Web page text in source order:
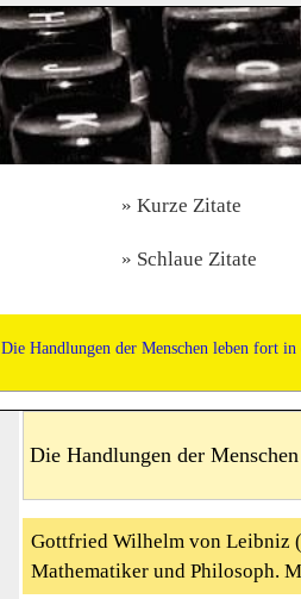
Kurze Zitate
Schlaue Zitate
Die Handlungen der Menschen leben fort in
Die Handlungen der
Gottfried Wilhelm von Leibniz
Mathematiker und Philosoph.